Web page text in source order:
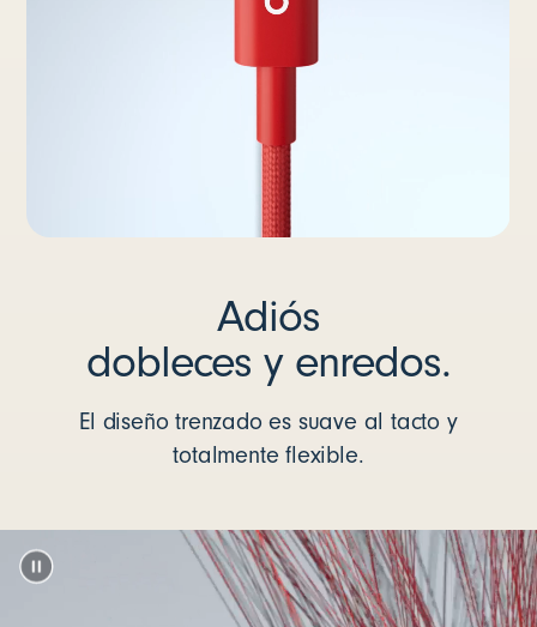
Adiós
dobleces y enredos.
El diseño trenzado es suave al tacto y
totalmente flexible.